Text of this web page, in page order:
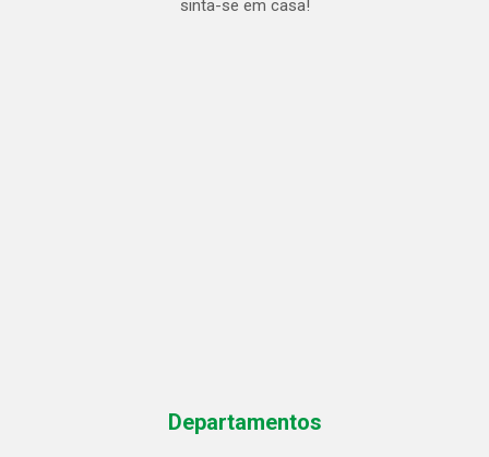
sinta-se em casa!
Departamentos